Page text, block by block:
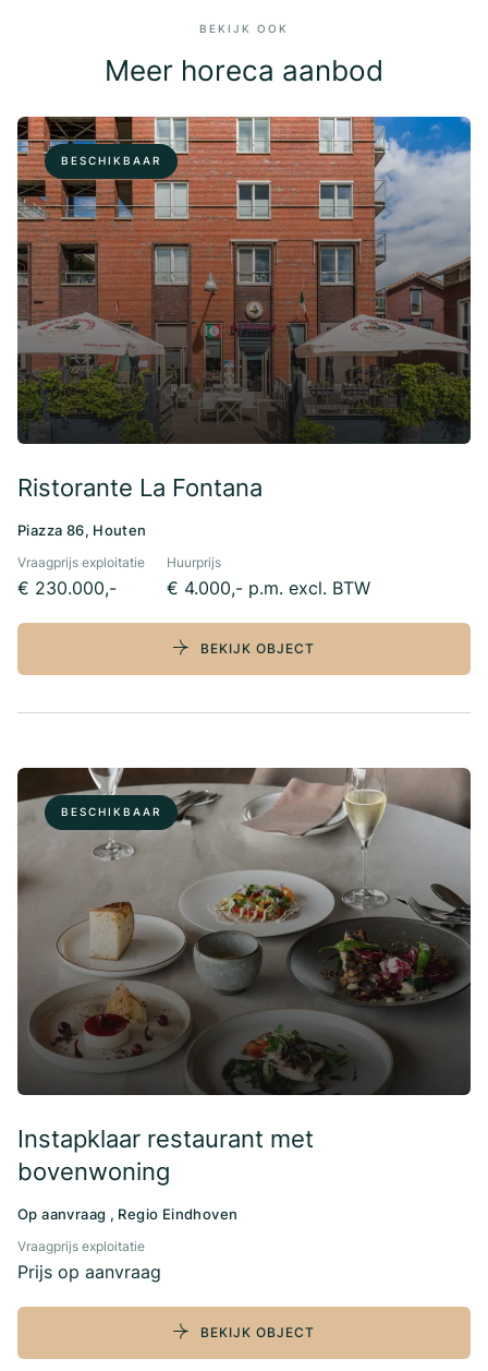
BEKIJK OOK
Meer horeca aanbod
BESCHIKBAAR
Ristorante La Fontana
Piazza 86, Houten
Vraagprijs exploitatie
€ 230.000,-
Huurprijs
€ 4.000,- p.m. excl. BTW
BEKIJK OBJECT
BESCHIKBAAR
Instapklaar restaurant met
bovenwoning
Op aanvraag , Regio Eindhoven
Vraagprijs exploitatie
Prijs op aanvraag
BEKIJK OBJECT